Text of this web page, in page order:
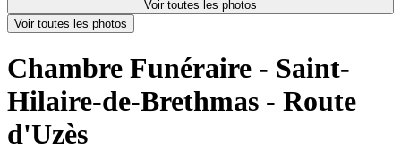
Voir toutes les photos
Voir toutes les photos
Chambre Funéraire - Saint-
Hilaire-de-Brethmas - Route
d'Uzès